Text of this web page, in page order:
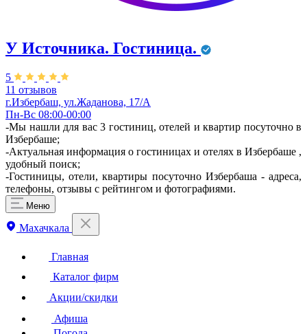
У Источника. Гостиница.
5
11 отзывов
г.Избербаш, ул.Жаданова, 17/А
Пн-Вс 08:00-00:00
-Мы нашли для вас 3 гостиниц, отелей и квартир посуточно в
Избербаше;
-Актуальная информация о гостиницах и отелях в Избербаше ,
удобный поиск;
-Гостиницы, отели, квартиры посуточно Избербаша - адреса,
телефоны, отзывы с рейтингом и фотографиями.
Меню
Махачкала
Главная
Каталог фирм
Акции/скидки
Афиша